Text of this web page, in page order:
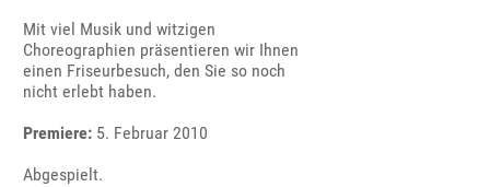
Mit viel Musik und witzigen
Choreographien präsentieren wir Ihnen
einen Friseurbesuch, den Sie so noch
nicht erlebt haben.
Premiere: 5. Februar 2010
Abgespielt.